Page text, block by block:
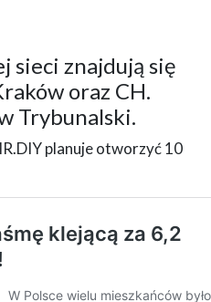
sieci znajdują się
oraz CH.
Trybunalski.
planuje otworzyć 10